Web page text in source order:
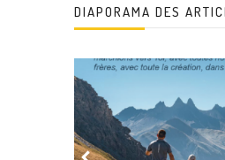
DIAPORAMA DES